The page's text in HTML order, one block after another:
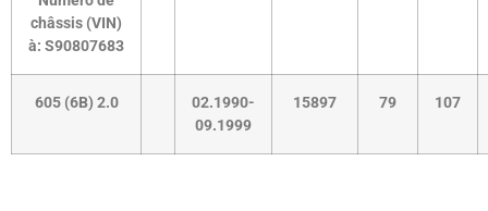
châssis (VIN)
à: S90807683
605 (6B) 2.0
02.1990-
09.1999
15897 79 107